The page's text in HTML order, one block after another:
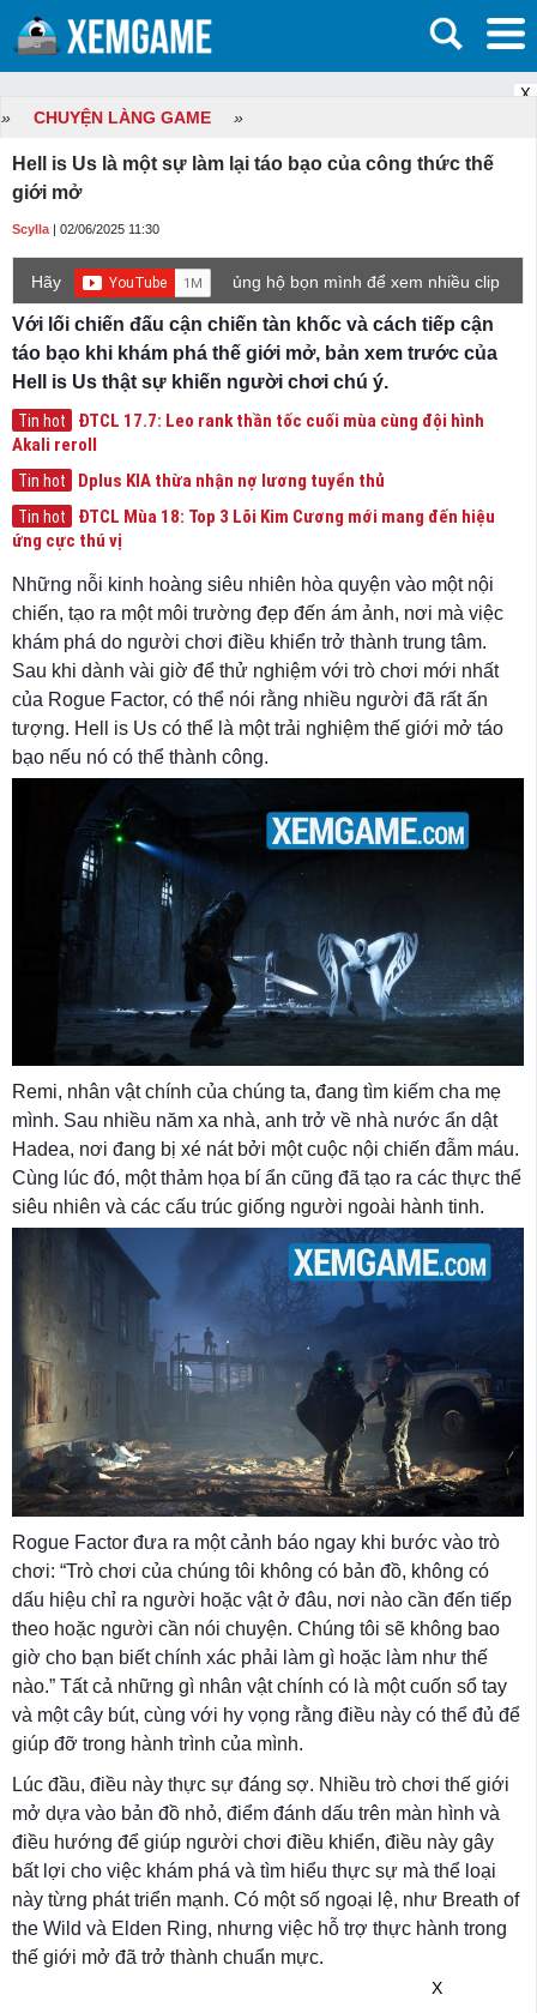
X
» CHUYỆN LÀNG GAME »
Hell is Us là một sự làm lại táo bạo của công thức thế
giới mở
Scylla | 02/06/2025 11:30
Hãy
ủng hộ bọn mình để xem nhiều clip
game mới hơn nhé!
Với lối chiến đấu cận chiến tàn khốc và cách tiếp cận
táo bạo khi khám phá thế giới mở, bản xem trước của
Hell is Us thật sự khiến người chơi chú ý.
Tin hot
ĐTCL 17.7: Leo rank thần tốc cuối mùa cùng đội hình
Akali reroll
Tin hot Dplus KIA thừa nhận nợ lương tuyển thủ
Tin hot
ĐTCL Mùa 18: Top 3 Lõi Kim Cương mới mang đến hiệu
ứng cực thú vị
Những nỗi kinh hoàng siêu nhiên hòa quyện vào một nội
chiến, tạo ra một môi trường đẹp đến ám ảnh, nơi mà việc
khám phá do người chơi điều khiển trở thành trung tâm.
Sau khi dành vài giờ để thử nghiệm với trò chơi mới nhất
của Rogue Factor, có thể nói rằng nhiều người đã rất ấn
tượng. Hell is Us có thể là một trải nghiệm thế giới mở táo
bạo nếu nó có thể thành công.
Remi, nhân vật chính của chúng ta, đang tìm kiếm cha mẹ
mình. Sau nhiều năm xa nhà, anh trở về nhà nước ẩn dật
Hadea, nơi đang bị xé nát bởi một cuộc nội chiến đẫm máu.
Cùng lúc đó, một thảm họa bí ẩn cũng đã tạo ra các thực thể
siêu nhiên và các cấu trúc giống người ngoài hành tinh.
Rogue Factor đưa ra một cảnh báo ngay khi bước vào trò
chơi: “Trò chơi của chúng tôi không có bản đồ, không có
dấu hiệu chỉ ra người hoặc vật ở đâu, nơi nào cần đến tiếp
theo hoặc người cần nói chuyện. Chúng tôi sẽ không bao
giờ cho bạn biết chính xác phải làm gì hoặc làm như thế
nào.” Tất cả những gì nhân vật chính có là một cuốn sổ tay
và một cây bút, cùng với hy vọng rằng điều này có thể đủ để
giúp đỡ trong hành trình của mình.
Lúc đầu, điều này thực sự đáng sợ. Nhiều trò chơi thế giới
mở dựa vào bản đồ nhỏ, điểm đánh dấu trên màn hình và
điều hướng để giúp người chơi điều khiển, điều này gây
bất lợi cho việc khám phá và tìm hiểu thực sự mà thể loại
này từng phát triển mạnh. Có một số ngoại lệ, như Breath of
the Wild và Elden Ring, nhưng việc hỗ trợ thực hành trong
thế giới mở đã trở thành chuẩn mực.
X